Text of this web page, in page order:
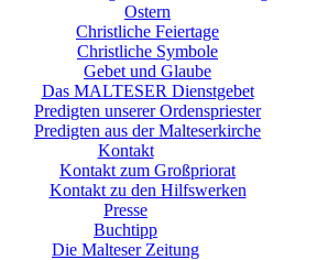
Ostern
Christliche Feiertage
Christliche Symbole
Gebet und Glaube
Das MALTESER Dienstgebet
Predigten unserer Ordenspriester
Predigten aus der Malteserkirche
Kontakt
Kontakt zum Großpriorat
Kontakt zu den Hilfswerken
Presse
Buchtipp
Die Malteser Zeitung